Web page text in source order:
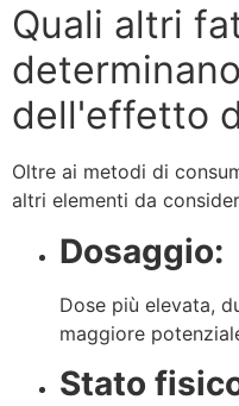
Quali altri
dell'effetto
Oltre ai metodi di
altri elementi da
Dosaggio:
Dose più elevata,
maggiore
Stato